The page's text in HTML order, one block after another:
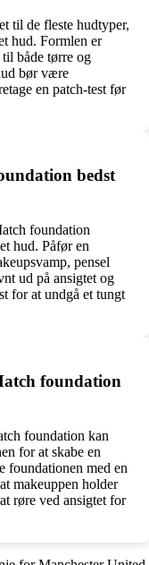
til de fleste hudtyper,
hud. Formlen er
både tørre og
bør være
en patch-test før
bedst
foundation
hud. Påfør en
pensel
ud på ansigtet og
for at undgå et tungt
foundation
foundation kan
for at skabe en
foundationen med en
makeuppen holder
røre ved ansigtet for